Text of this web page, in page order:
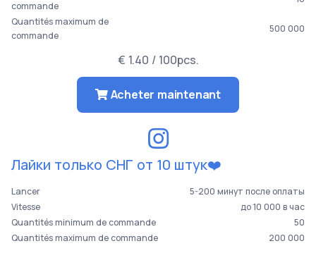
commande
Quantités maximum de
commande
500 000
€ 1.40 / 100pcs.
Acheter maintenant
Лайки только СНГ от 10 штук❤️
Lancer
5-200 минут после оплаты
Vitesse
до 10 000 в час
Quantités minimum de commande
50
Quantités maximum de commande
200 000